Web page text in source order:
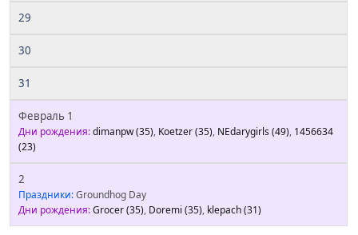
29
30
31
Февраль 1
Дни рождения:dimanpw(35), Koetzer(35), NEdarygirls(49), 1456634
(23)
2
Праздники:Groundhog Day
Дни рождения:Grocer(35), Doremi (35), klepach(31)